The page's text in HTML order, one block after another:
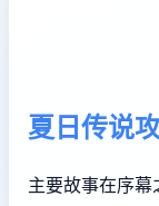
夏日传说攻
主要故事在序幕